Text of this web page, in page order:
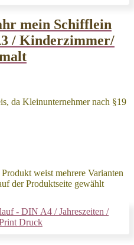
mein Schifflein
/ Kinderzimmer/
da Kleinunternehmer nach §19
Produkt weist mehrere Varianten
der Produktseite gewählt